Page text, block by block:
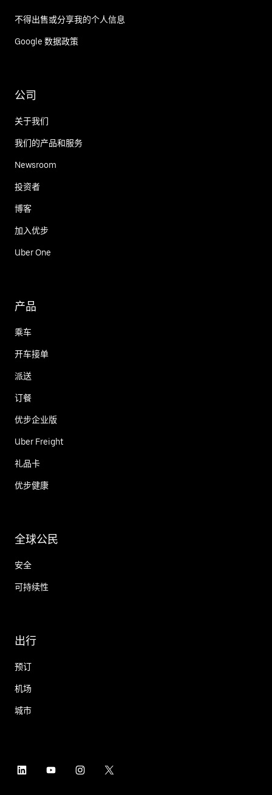
不得出售或分享我的个人信息
Google 数据政策
公司
关于我们
我们的产品和服务
Newsroom
投资者
博客
加入优步
Uber One
产品
乘车
开车接单
派送
订餐
优步企业版
Uber Freight
礼品卡
优步健康
全球公民
安全
可持续性
出行
预订
机场
城市